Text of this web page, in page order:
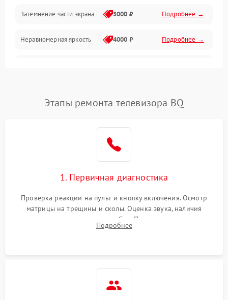
Механические повреждения
Программное обеспечение
Сеть и подключения
Затемнение части экрана 5000 ₽ Подробнее →
Неравномерная яркость 4000 ₽ Подробнее →
Этапы ремонта телевизора BQ
1. Первичная диагностика
Проверка реакции на пульт и кнопку включения. Осмотр
матрицы на трещины и сколы. Оценка звука, наличия
подсветки и индикаторов ошибок. Подключение тестовых
источников сигнала для выявления симптомов поломки.
Подробнее